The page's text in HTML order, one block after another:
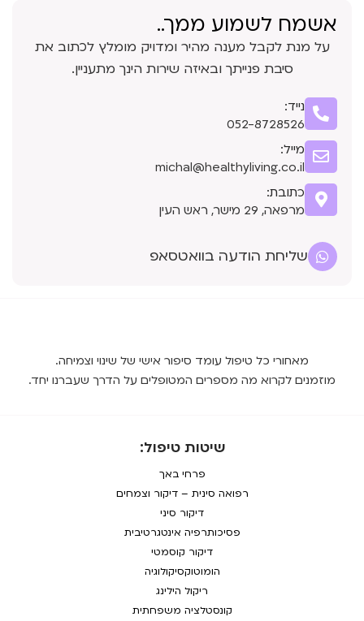
אשמח לשמוע ממך..
על מנת לקבל מענה מהיר ומדויק מומלץ לכתוב את
סיבת פנייתך ובאיזה שירות הינך מתעניין.
נייד:
052-8728526
מייל:
michal@healthyliving.co.il
כתובת:
מרפאה, 29 מישר, ראש העין
שליחת הודעה בוואטסאפ
מאחורי כל טיפול עומד סיפור אישי של שינוי וצמיחה.
מוזמנים לקרוא מה מספרים המטופלים על הדרך שעברנו יחד.
שיטות טיפול:
פרחי באך
רפואה סינית – דיקור וצמחים
דיקור סיני
פסיכותרפיה אינטגרטיבית
דיקור קוסמטי
הומוטוקסיקולוגיה
ריקול הילינג
קונסטלציה משפחתית